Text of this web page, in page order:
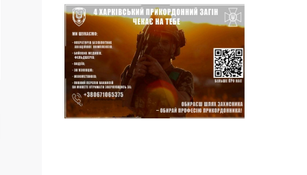
14:37
21 лип
Захищав кордон до
останнього подиху:
пам’яті полеглого
прикордонника
Олександра Кичаня
(ВІДЕО)
11:28
Від штанги до «крил»: як
спорт і характер